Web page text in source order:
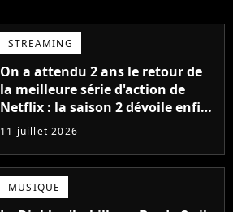
STREAMING
On a attendu 2 ans le retour de
la meilleure série d'action de
Netflix : la saison 2 dévoile enfin
sa date de sortie
11 juillet 2026
MUSIQUE